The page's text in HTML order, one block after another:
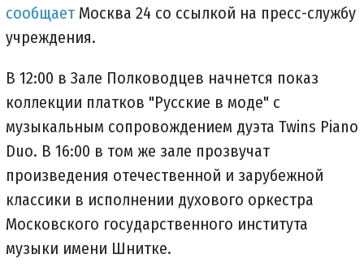
сообщает Москва 24 со ссылкой на пресс-службу
учреждения.
В 12:00 в Зале Полководцев начнется показ
коллекции платков "Русские в моде" с
музыкальным сопровождением дуэта Twins Piano
Duo. В 16:00 в том же зале прозвучат
произведения отечественной и зарубежной
классики в исполнении духового оркестра
Московского государственного института
музыки имени Шнитке.